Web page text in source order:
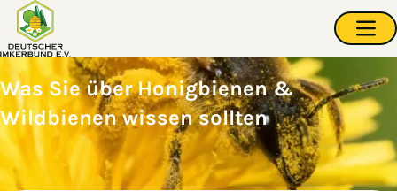
Zum Hauptinhalt springen
Was Sie über Honigbienen &
Wildbienen wissen sollten